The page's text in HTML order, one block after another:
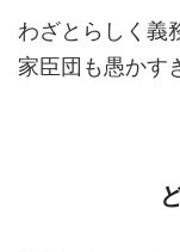
わざとらしく義
家臣団も愚かす